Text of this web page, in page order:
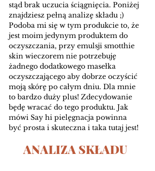
stąd brak uczucia ściągnięcia. Poniżej
znajdziesz pełną analizę składu ;)
Podoba mi się w tym produkcie to, że
jest moim jedynym produktem do
oczyszczania, przy emulsji smotthie
skin wieczorem nie potrzebuję
żadnego dodatkowego masełka
oczyszczającego aby dobrze oczyścić
moją skórę po całym dniu. Dla mnie
to bardzo duży plus! Zdecydowanie
będę wracać do tego produktu. Jak
mówi Say hi pielęgnacja powinna
być prosta i skuteczna i taka tutaj jest!
ANALIZA SKŁADU